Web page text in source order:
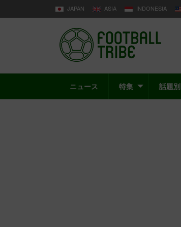
JAPAN ASIA INDONESIA
ニュース 特集 話題別